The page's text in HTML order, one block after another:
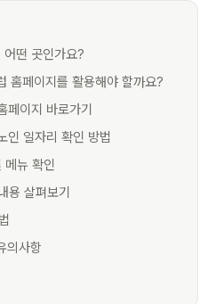
어떤 곳인가요?
홈페이지를 활용해야 할까요?
페이지 바로가기
인 일자리 확인 방법
메뉴 확인
용 살펴보기
의사항